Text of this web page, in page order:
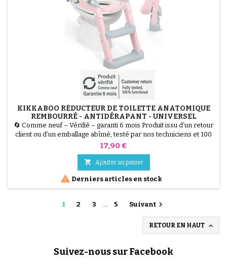
KIKKABOO RÉDUCTEUR DE TOILETTE ANATOMIQUE
REMBOURRÉ - ANTIDÉRAPANT - UNIVERSEL
🔄 Comme neuf – Vérifié – garanti 6 mois Produit issu d’un retour
client ou d’un emballage abîmé, testé par nos techniciens et 100
% fonctionnel. Le Réducteur de Toilette KikkaBoo facilite
anatomique et d'un rembourrage doux pour un confort maximal
de l'enfant. Antidérapant et équipé de poignées de...
Prix
17,90 €
 Ajouter au panier
 Derniers articles en stock
1 2 3 5 Suivant
RETOUR EN HAUT 
Suivez-nous sur Facebook